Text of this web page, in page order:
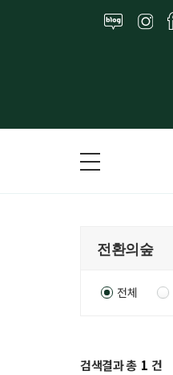
전체
검색결과 총 1 건